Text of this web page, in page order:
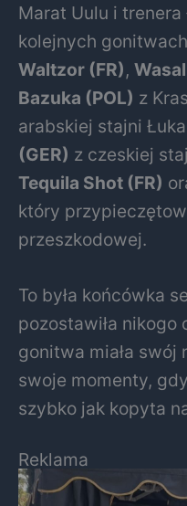
Marat Uulu i trenera
kolejnych
Waltzor (FR),
Bazuka (POL) z
arabskiej stajni
(GER) z czeskiej
Tequila Shot (FR)
który
przeszkodowej.
To była końcówka
pozostawiła nikogo
gonitwa miała swój
swoje momenty,
szybko jak kopyta
Reklama